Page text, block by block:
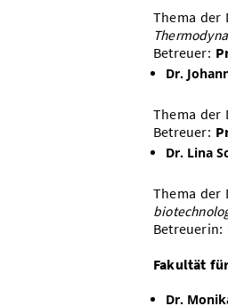
Thema der
Betreuer:
Dr.
Thema der
Betreuer:
Dr. Lina
Thema der
Betreuerin:
Fakultät
Dr.